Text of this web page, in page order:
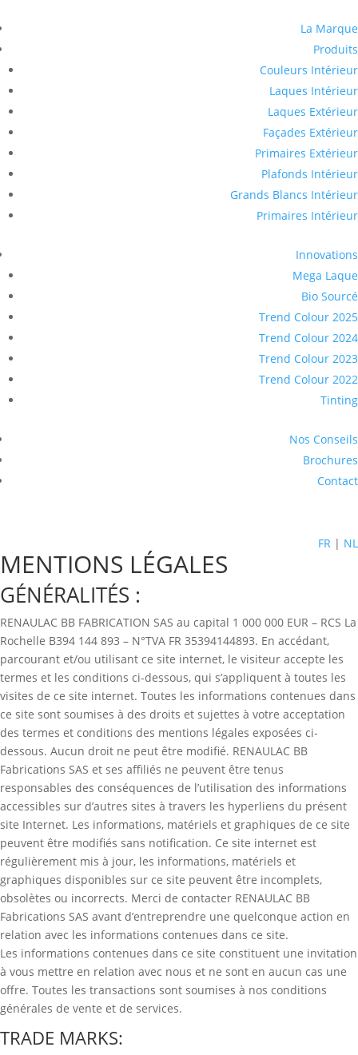
La Marque
Produits
Couleurs Intérieur
Laques Intérieur
Laques Extérieur
Façades Extérieur
Primaires Extérieur
Plafonds Intérieur
Grands Blancs Intérieur
Primaires Intérieur
Innovations
Mega Laque
Bio Sourcé
Trend Colour 2025
Trend Colour 2024
Trend Colour 2023
Trend Colour 2022
Tinting
Nos Conseils
Brochures
Contact
FR | NL
MENTIONS LÉGALES
GÉNÉRALITÉS :
RENAULAC BB FABRICATION SAS au capital 1 000 000 EUR – RCS La
Rochelle B394 144 893 – N°TVA FR 35394144893. En accédant,
parcourant et/ou utilisant ce site internet, le visiteur accepte les
termes et les conditions ci-dessous, qui s’appliquent à toutes les
visites de ce site internet. Toutes les informations contenues dans
ce site sont soumises à des droits et sujettes à votre acceptation
des termes et conditions des mentions légales exposées ci-
dessous. Aucun droit ne peut être modifié. RENAULAC BB
Fabrications SAS et ses affiliés ne peuvent être tenus
responsables des conséquences de l’utilisation des informations
accessibles sur d’autres sites à travers les hyperliens du présent
site Internet. Les informations, matériels et graphiques de ce site
peuvent être modifiés sans notification. Ce site internet est
régulièrement mis à jour, les informations, matériels et
graphiques disponibles sur ce site peuvent être incomplets,
obsolètes ou incorrects. Merci de contacter RENAULAC BB
Fabrications SAS avant d’entreprendre une quelconque action en
relation avec les informations contenues dans ce site.
Les informations contenues dans ce site constituent une invitation
à vous mettre en relation avec nous et ne sont en aucun cas une
offre. Toutes les transactions sont soumises à nos conditions
générales de vente et de services.
TRADE MARKS: